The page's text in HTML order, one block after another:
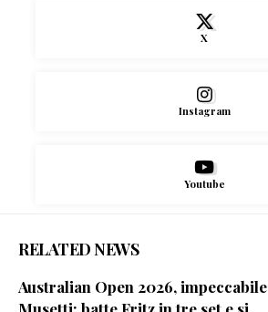
X
Instagram
Youtube
RELATED NEWS
Australian Open 2026, impeccabile